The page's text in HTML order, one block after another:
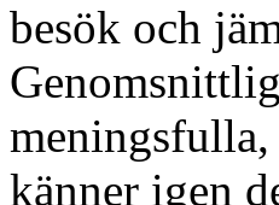
besök och
känner igen